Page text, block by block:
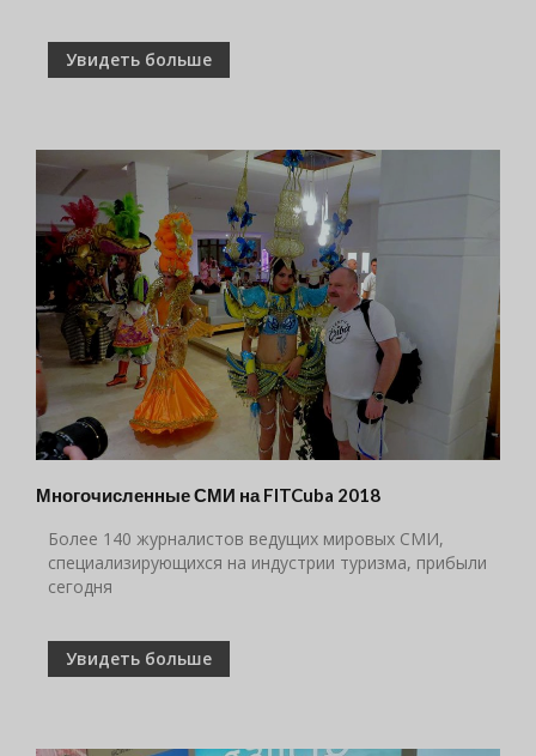
Увидеть больше
Многочисленные СМИ на FITCuba 2018
Более 140 журналистов ведущих мировых СМИ,
специализирующихся на индустрии туризма, прибыли
сегодня
Увидеть больше